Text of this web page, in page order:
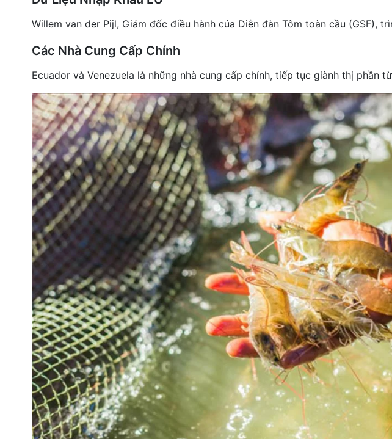
Willem van der Pijl, Giám đốc điều hành của Diễn đàn Tôm toàn cầu (GSF),
Các Nhà Cung Cấp Chính
Ecuador và Venezuela là những nhà cung cấp chính, tiếp tục giành thị phần